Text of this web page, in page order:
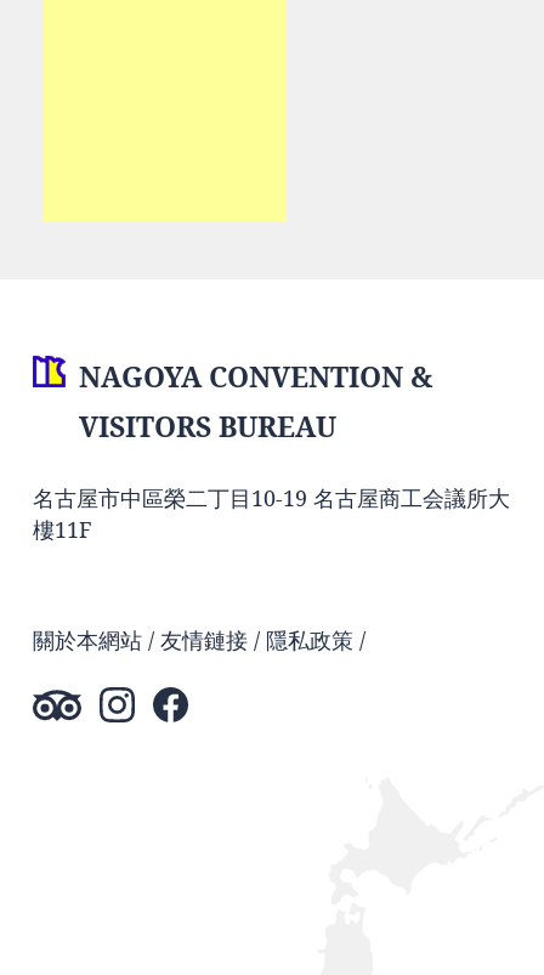
NAGOYA CONVENTION &
VISITORS BUREAU
名古屋市中區榮二丁目10-19 名古屋商工会議所大
樓11F
關於本網站 友情鏈接 隱私政策